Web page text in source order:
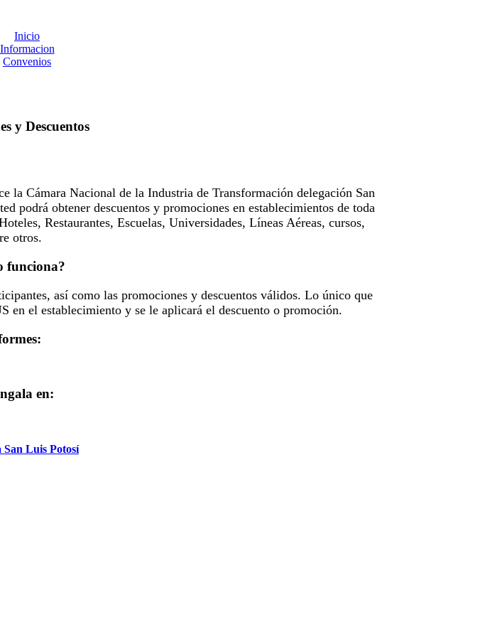
Inicio
Informacion
Convenios
y Descuentos
Cámara Nacional de la Industria de Transformación delegación San
obtener descuentos y promociones en establecimientos de toda
Restaurantes, Escuelas, Universidades, Líneas Aéreas, cursos,
otros.
funciona?
así como las promociones y descuentos válidos. Lo único que
en el establecimiento y se le aplicará el descuento o promoción.
en:
Luis Potosí